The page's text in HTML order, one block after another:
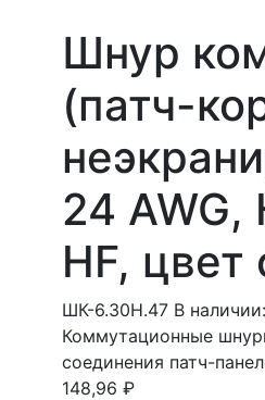
Шнур
(патч-
24 AWG,
HF,
ШК-6.30Н.47 В
Коммутационные
соединения патч-
148,96 ₽